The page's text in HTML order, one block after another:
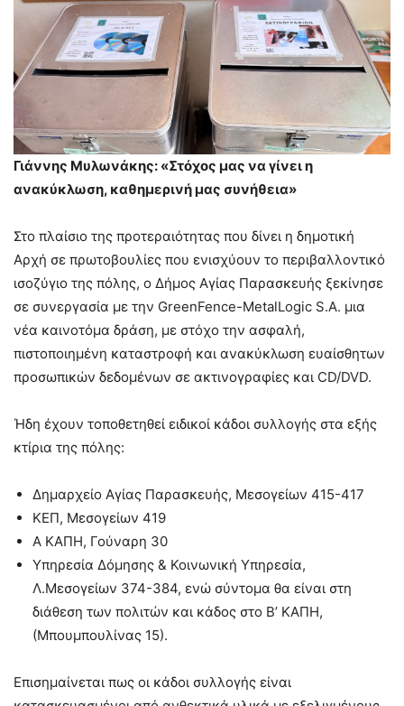
Γιάννης Μυλωνάκης: «Στόχος μας να γίνει η
ανακύκλωση, καθημερινή μας συνήθεια»
Στο πλαίσιο της προτεραιότητας που δίνει η δημοτική
Αρχή σε πρωτοβουλίες που ενισχύουν το περιβαλλοντικό
ισοζύγιο της πόλης, ο Δήμος Αγίας Παρασκευής ξεκίνησε
σε συνεργασία με την GreenFence-MetalLogic S.A. μια
νέα καινοτόμα δράση, με στόχο την ασφαλή,
πιστοποιημένη καταστροφή και ανακύκλωση ευαίσθητων
προσωπικών δεδομένων σε ακτινογραφίες και CD/DVD.
Ήδη έχουν τοποθετηθεί ειδικοί κάδοι συλλογής στα εξής
κτίρια της πόλης:
Δημαρχείο Αγίας Παρασκευής, Μεσογείων 415-417
ΚΕΠ, Μεσογείων 419
Α ΚΑΠΗ, Γούναρη 30
Υπηρεσία Δόμησης & Κοινωνική Υπηρεσία,
Λ.Μεσογείων 374-384, ενώ σύντομα θα είναι στη
διάθεση των πολιτών και κάδος στο Β’ ΚΑΠΗ,
(Μπουμπουλίνας 15).
Επισημαίνεται πως οι κάδοι συλλογής είναι